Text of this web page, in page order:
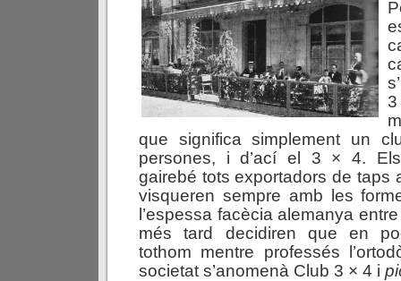
que significa simplement un
persones, i d’ací el 3 × 4.
gairebé tots exportadors de taps
visqueren sempre amb les
l’espessa facècia alemanya
més tard decidiren que en
tothom mentre professés
societat s’anomenà Club 3 × 4 i